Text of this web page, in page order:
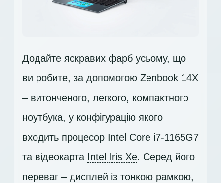
Додайте яскравих фарб усьому, що
ви робите, за допомогою Zenbook 14X
– витонченого, легкого, компактного
ноутбука, у конфігурацію якого
входить процесор Intel Core i7-1165G7
та відеокарта Intel Iris Xe. Серед його
переваг – дисплей із тонкою рамкою,